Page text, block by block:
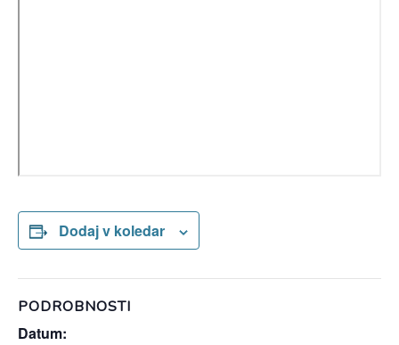
Dodaj v koledar
PODROBNOSTI
Datum: